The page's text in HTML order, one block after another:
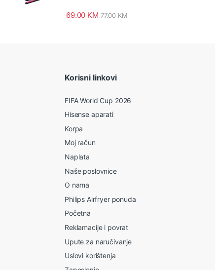
69.00 KM 77.00KM
Korisni linkovi
FIFA World Cup 2026
Hisense aparati
Korpa
Moj račun
Naplata
Naše poslovnice
O nama
Philips Airfryer ponuda
Početna
Reklamacije i povrat
Upute za naručivanje
Uslovi korištenja